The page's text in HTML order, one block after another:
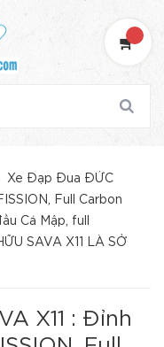
Xe Đạp Đua ĐỨC
Full Carbon
Cá Mập, full
SAVA X11 LÀ SỞ
X11 : Đỉnh